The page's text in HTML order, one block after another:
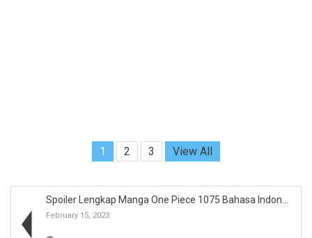
1 2 3 View All
February 15, 2023